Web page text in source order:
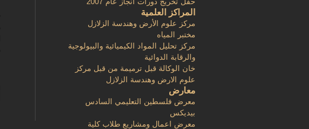
المراكز العلمية
مركز علوم الأرض وهندسة الزلازل
مختبر المياه
مركز تحليل المواد الكيميائية والبيولوجية
والرقابة الدوائية
خان الوكالة قبل ترميمة من قبل مركز
علوم الارض وهندسة الزلازل
معارض
معرض فلسطين التعليمي السادس
بيديكس
معرض اعمال ومشاريع طلاب كلية